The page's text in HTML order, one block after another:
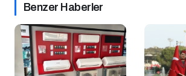
Benzer Haberler